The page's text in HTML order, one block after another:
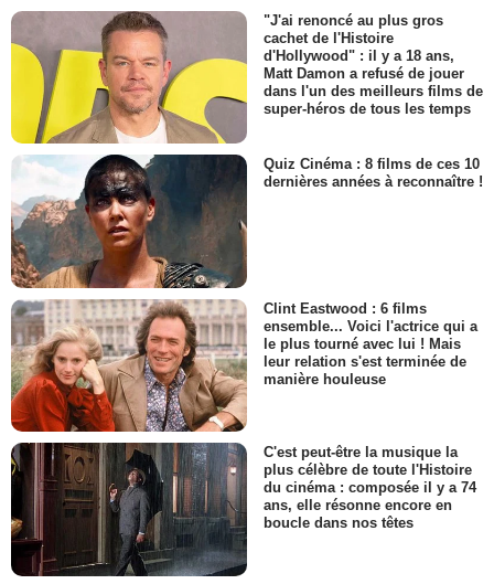
"J'ai renoncé au plus gros
cachet de l'Histoire
d'Hollywood" : il y a 18 ans,
Matt Damon a refusé de jouer
dans l'un des meilleurs films de
super-héros de tous les temps
Quiz Cinéma : 8 films de ces 10
dernières années à reconnaître !
Clint Eastwood : 6 films
ensemble... Voici l'actrice qui a
le plus tourné avec lui ! Mais
leur relation s'est terminée de
manière houleuse
C'est peut-être la musique la
plus célèbre de toute l'Histoire
du cinéma : composée il y a 74
ans, elle résonne encore en
boucle dans nos têtes